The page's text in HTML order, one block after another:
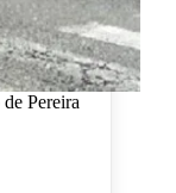
Pereira